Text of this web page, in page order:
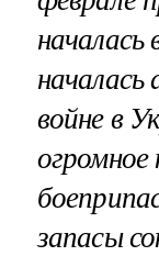
войне в
огромное
запасы